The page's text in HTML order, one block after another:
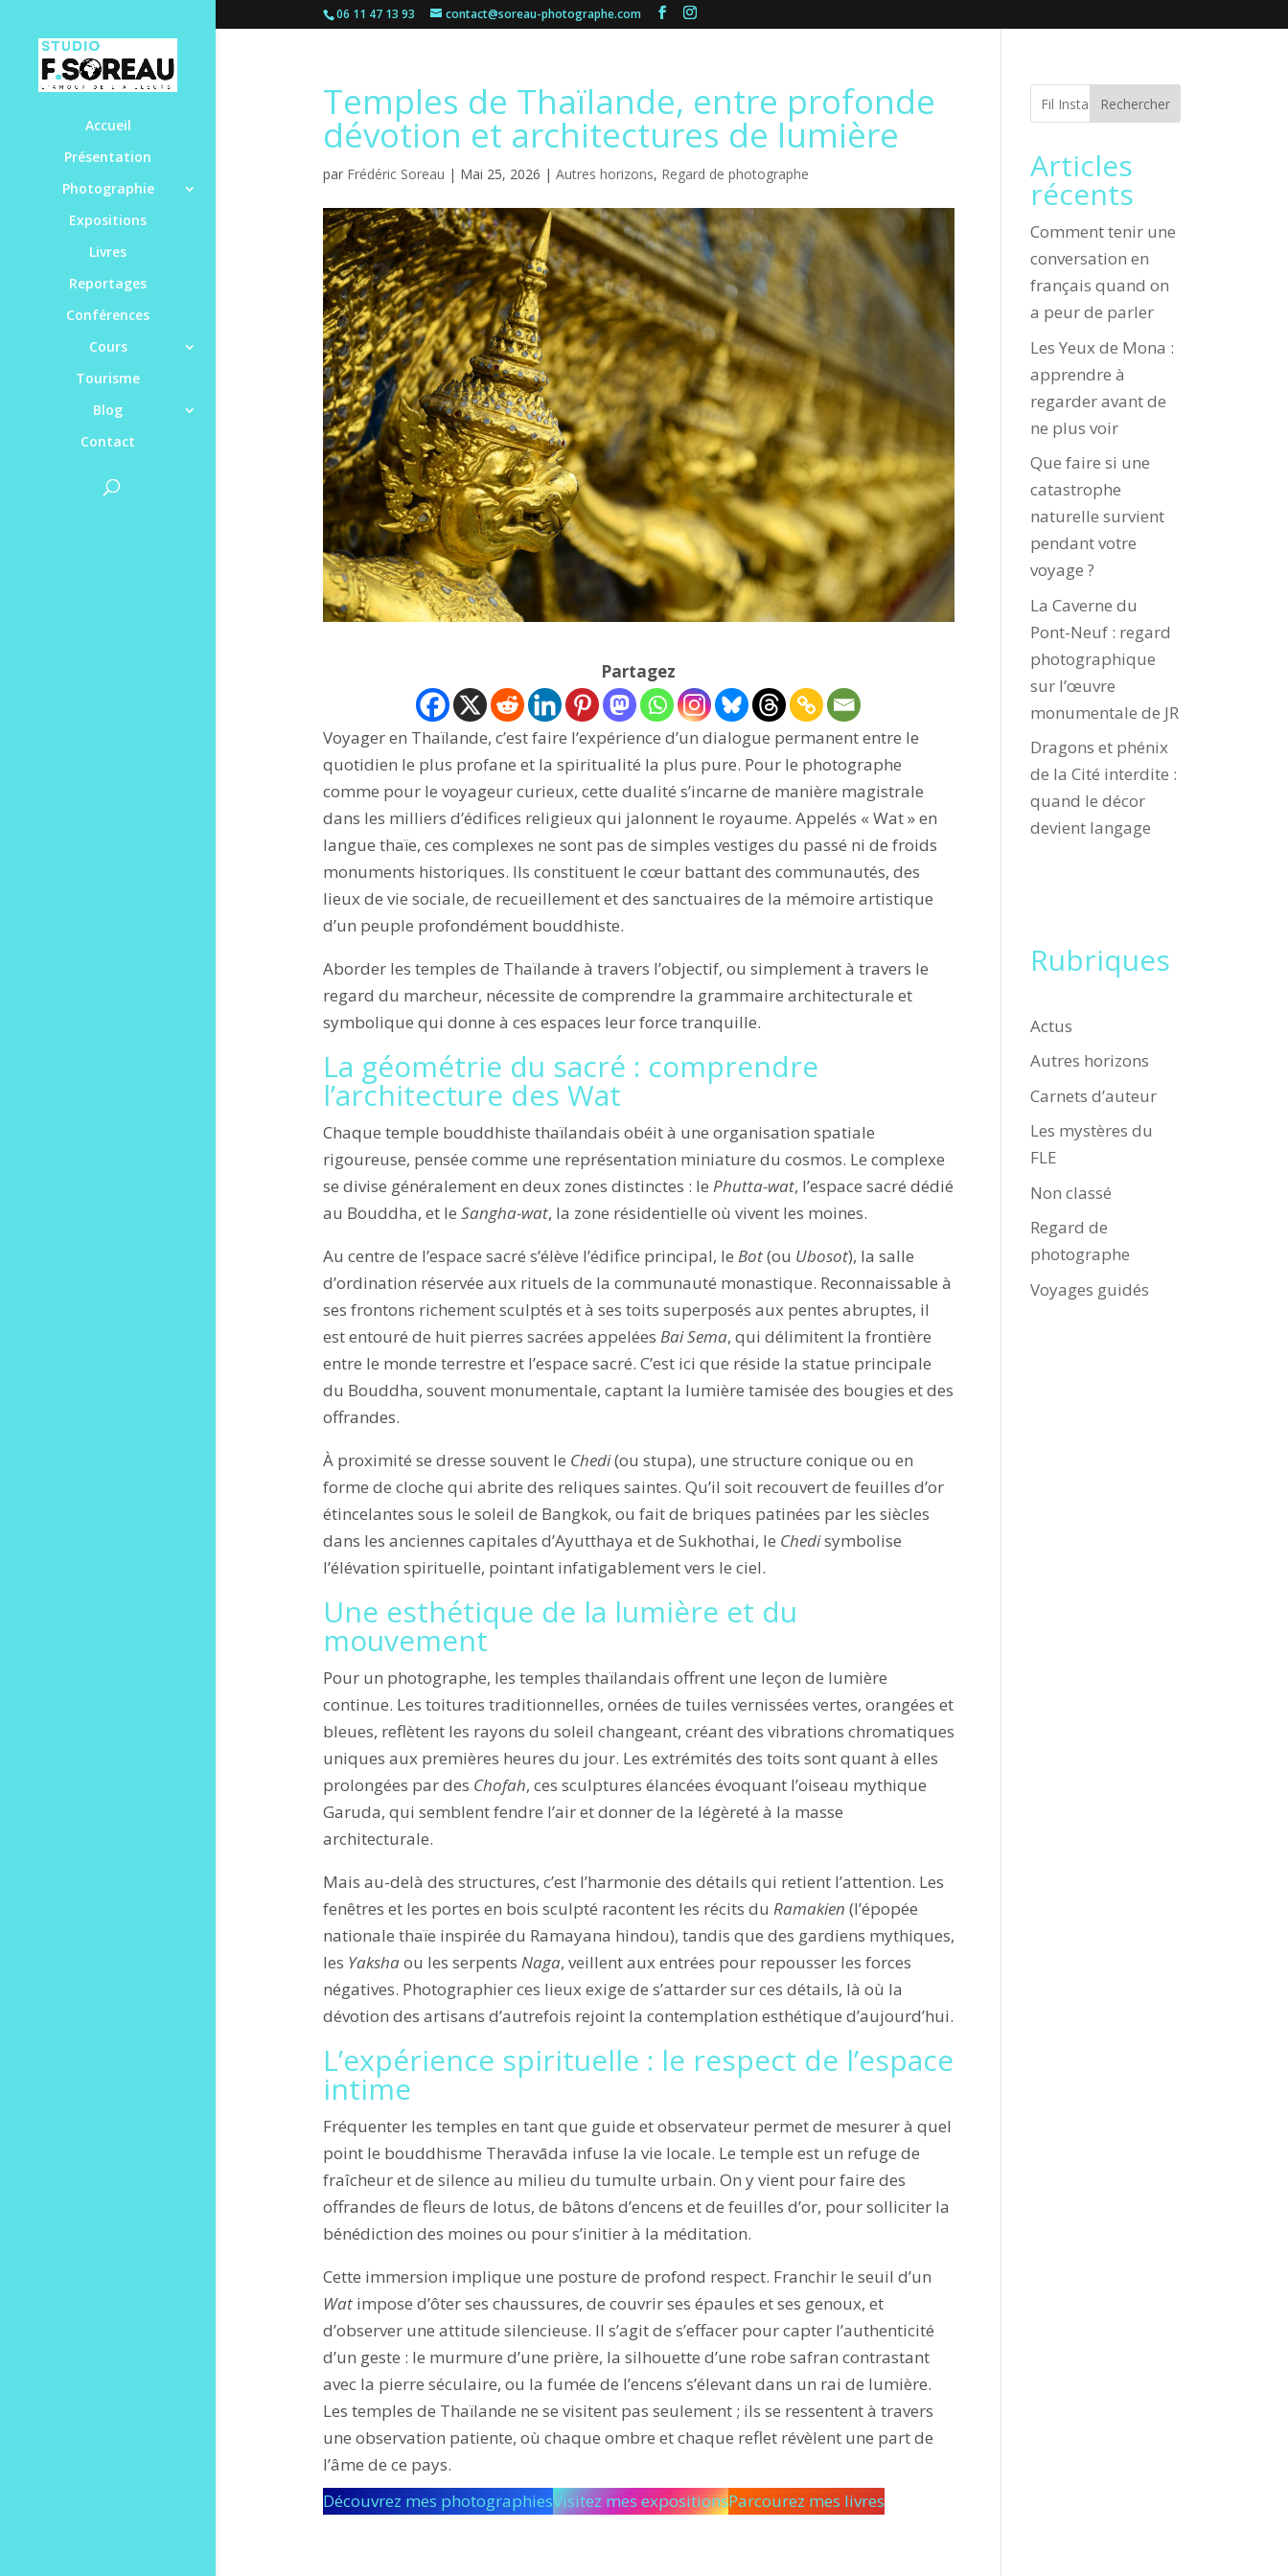
06 11 47 13 93 contact@soreau-photographe.com
Accueil
Présentation
Photographie
Expositions
Livres
Reportages
Conférences
Cours
Tourisme
Blog
Contact
Temples de Thaïlande, entre profonde
dévotion et architectures de lumière
par Frédéric Soreau | Mai 25, 2026 | Autres horizons, Regard de photographe
Partagez
Voyager en Thaïlande, c’est faire l’expérience d’un dialogue permanent entre le
quotidien le plus profane et la spiritualité la plus pure. Pour le photographe
comme pour le voyageur curieux, cette dualité s’incarne de manière magistrale
dans les milliers d’édifices religieux qui jalonnent le royaume. Appelés « Wat » en
langue thaïe, ces complexes ne sont pas de simples vestiges du passé ni de froids
monuments historiques. Ils constituent le cœur battant des communautés, des
lieux de vie sociale, de recueillement et des sanctuaires de la mémoire artistique
d’un peuple profondément bouddhiste.
Aborder les temples de Thaïlande à travers l’objectif, ou simplement à travers le
regard du marcheur, nécessite de comprendre la grammaire architecturale et
symbolique qui donne à ces espaces leur force tranquille.
La géométrie du sacré : comprendre
l’architecture des Wat
Chaque temple bouddhiste thaïlandais obéit à une organisation spatiale
rigoureuse, pensée comme une représentation miniature du cosmos. Le complexe
se divise généralement en deux zones distinctes : le Phutta-wat, l’espace sacré dédié
au Bouddha, et le Sangha-wat, la zone résidentielle où vivent les moines.
Au centre de l’espace sacré s’élève l’édifice principal, le Bot(ou Ubosot), la salle
d’ordination réservée aux rituels de la communauté monastique. Reconnaissable à
ses frontons richement sculptés et à ses toits superposés aux pentes abruptes, il
est entouré de huit pierres sacrées appelées Bai Sema, qui délimitent la frontière
entre le monde terrestre et l’espace sacré. C’est ici que réside la statue principale
du Bouddha, souvent monumentale, captant la lumière tamisée des bougies et des
offrandes.
À proximité se dresse souvent le Chedi(ou stupa), une structure conique ou en
forme de cloche qui abrite des reliques saintes. Qu’il soit recouvert de feuilles d’or
étincelantes sous le soleil de Bangkok, ou fait de briques patinées par les siècles
dans les anciennes capitales d’Ayutthaya et de Sukhothai, le Chedisymbolise
l’élévation spirituelle, pointant infatigablement vers le ciel.
Une esthétique de la lumière et du
mouvement
Pour un photographe, les temples thaïlandais offrent une leçon de lumière
continue. Les toitures traditionnelles, ornées de tuiles vernissées vertes, orangées et
bleues, reflètent les rayons du soleil changeant, créant des vibrations chromatiques
uniques aux premières heures du jour. Les extrémités des toits sont quant à elles
prolongées par des Chofah, ces sculptures élancées évoquant l’oiseau mythique
Garuda, qui semblent fendre l’air et donner de la légèreté à la masse
architecturale.
Mais au-delà des structures, c’est l’harmonie des détails qui retient l’attention. Les
fenêtres et les portes en bois sculpté racontent les récits du Ramakien (l’épopée
nationale thaïe inspirée du Ramayana hindou), tandis que des gardiens mythiques,
les Yakshaou les serpents Naga, veillent aux entrées pour repousser les forces
négatives. Photographier ces lieux exige de s’attarder sur ces détails, là où la
dévotion des artisans d’autrefois rejoint la contemplation esthétique d’aujourd’hui.
L’expérience spirituelle : le respect de l’espace
intime
Fréquenter les temples en tant que guide et observateur permet de mesurer à quel
point le bouddhisme Theravāda infuse la vie locale. Le temple est un refuge de
fraîcheur et de silence au milieu du tumulte urbain. On y vient pour faire des
offrandes de fleurs de lotus, de bâtons d’encens et de feuilles d’or, pour solliciter la
bénédiction des moines ou pour s’initier à la méditation.
Cette immersion implique une posture de profond respect. Franchir le seuil d’un
Watimpose d’ôter ses chaussures, de couvrir ses épaules et ses genoux, et
d’observer une attitude silencieuse. Il s’agit de s’effacer pour capter l’authenticité
d’un geste : le murmure d’une prière, la silhouette d’une robe safran contrastant
avec la pierre séculaire, ou la fumée de l’encens s’élevant dans un rai de lumière.
Les temples de Thaïlande ne se visitent pas seulement ; ils se ressentent à travers
une observation patiente, où chaque ombre et chaque reflet révèlent une part de
l’âme de ce pays.
Découvrez mes photographiesVisitez mes expositionsParcourez mes livres
Rechercher
Articles
récents
Comment tenir une
conversation en
français quand on
a peur de parler
Les Yeux de Mona :
apprendre à
regarder avant de
ne plus voir
Que faire si une
catastrophe
naturelle survient
pendant votre
voyage ?
La Caverne du
Pont-Neuf : regard
photographique
sur l’œuvre
monumentale de JR
Dragons et phénix
de la Cité interdite :
quand le décor
devient langage
Rubriques
Actus
Autres horizons
Carnets d’auteur
Les mystères du
FLE
Non classé
Regard de
photographe
Voyages guidés